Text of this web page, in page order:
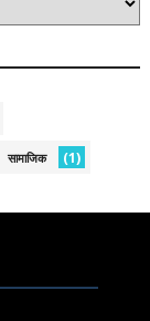
सामाजिक (1)